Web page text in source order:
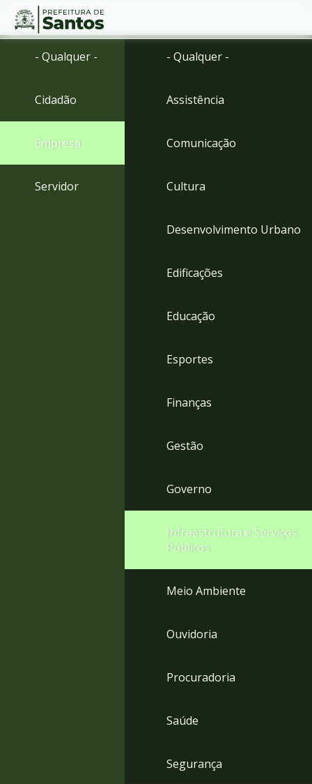
Ir
Ir
menu
Conteúdo
- Qualquer -
Cidadão
Empresa
Servidor
- Qualquer -
Assistência
Comunicação
Cultura
Desenvolvimento Urbano
Edificações
Educação
Esportes
Finanças
Gestão
Governo
Infraestrutura e Serviços
Públicos
Meio Ambiente
Ouvidoria
Procuradoria
Saúde
Segurança